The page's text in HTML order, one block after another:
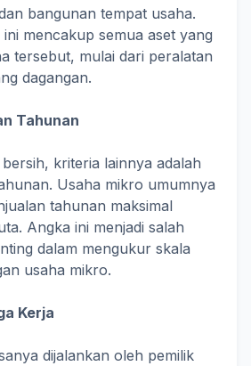
bangunan tempat usaha.
mencakup semua aset yang
tersebut, mulai dari peralatan
dagangan.
Tahunan
kriteria lainnya adalah
Usaha mikro umumnya
tahunan maksimal
Angka ini menjadi salah
dalam mengukur skala
usaha mikro.
Kerja
dijalankan oleh pemilik